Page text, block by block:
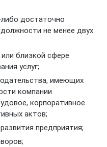
достаточно
не менее двух
близкой сфере
услуг;
имеющих
компании
корпоративное
актов;
предприятия;